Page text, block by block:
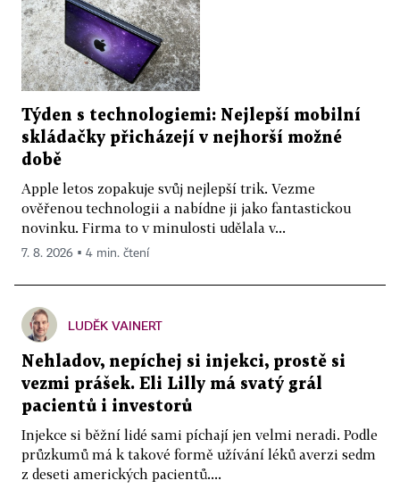
Týden s technologiemi: Nejlepší mobilní
skládačky přicházejí v nejhorší možné
době
Apple letos zopakuje svůj nejlepší trik. Vezme
ověřenou technologii a nabídne ji jako fantastickou
novinku. Firma to v minulosti udělala v...
7. 8. 2026 ▪ 4 min. čtení
LUDĚK VAINERT
Nehladov, nepíchej si injekci, prostě si
vezmi prášek. Eli Lilly má svatý grál
pacientů i investorů
Injekce si běžní lidé sami píchají jen velmi neradi. Podle
průzkumů má k takové formě užívání léků averzi sedm
z deseti amerických pacientů....